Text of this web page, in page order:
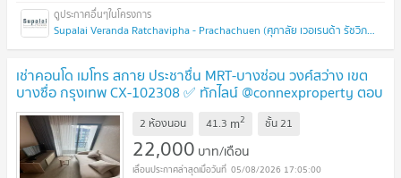
Supalai Veranda Ratchavipha - Prachachuen (ศุภาลัย เวอเรนด้า รัชวิภา - ประชาชื่น)
เช่าคอนโด เมโทร สกาย ประชาชื่น MRT-บางซ่อน วงศ์สว่าง เขต
บางซื่อ กรุงเทพ CX-102308 ✅ ทักไลน์ @connexproperty ตอบ
ทันที ทีมงานมืออาชีพ ✅
2 ห้องนอน 41.3 m2 ชั้น21
22,000 บาท/เดือน
05/08/2026 17:05:00